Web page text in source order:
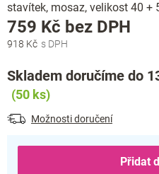
stavítek, mosaz, velikost 40 +
918 Kč
759 Kč bez DPH
Skladem doručíme do
(50 ks)
Možnosti doručení
Přidat